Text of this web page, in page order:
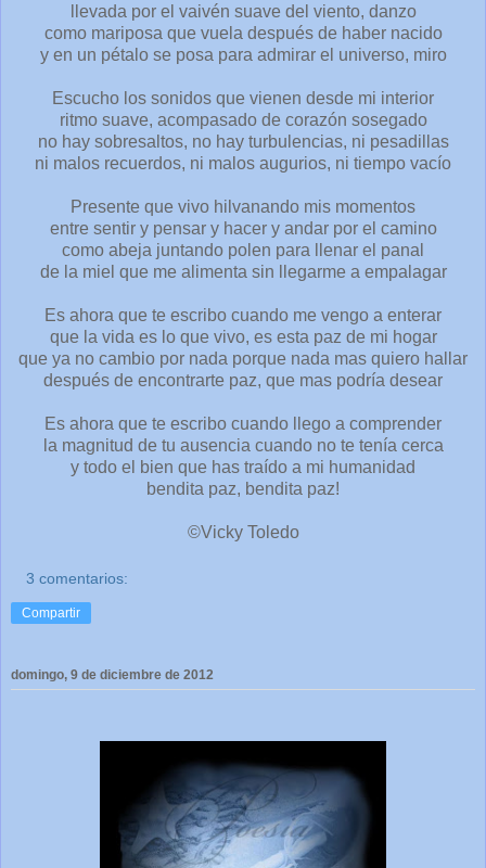
llevada por el vaivén suave del viento, danzo
como mariposa que vuela después de haber nacido
y en un pétalo se posa para admirar el universo, miro
Escucho los sonidos que vienen desde mi interior
ritmo suave, acompasado de corazón sosegado
no hay sobresaltos, no hay turbulencias, ni pesadillas
ni malos recuerdos, ni malos augurios, ni tiempo vacío
Presente que vivo hilvanando mis momentos
entre sentir y pensar y hacer y andar por el camino
como abeja juntando polen para llenar el panal
de la miel que me alimenta sin llegarme a empalagar
Es ahora que te escribo cuando me vengo a enterar
que la vida es lo que vivo, es esta paz de mi hogar
que ya no cambio por nada porque nada mas quiero hallar
después de encontrarte paz, que mas podría desear
Es ahora que te escribo cuando llego a comprender
la magnitud de tu ausencia cuando no te tenía cerca
y todo el bien que has traído a mi humanidad
bendita paz, bendita paz!
©Vicky Toledo
3 comentarios:
Compartir
domingo, 9 de diciembre de 2012